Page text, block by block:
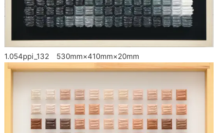
1.054ppi_132 530mm×410mm×20mm